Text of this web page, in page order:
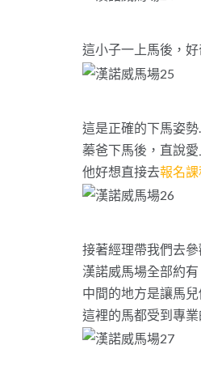
這小子一上馬後，
這是正確的下馬姿勢
蓁爸下馬後，直說
他好想直接去報名課
接著經理帶我們去
漢諾威馬場全部約
中間的地方是讓馬兒
這裡的馬都受到專